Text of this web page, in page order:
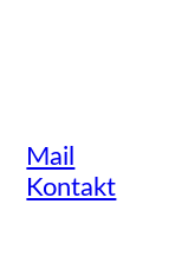
Mail
Kontakt